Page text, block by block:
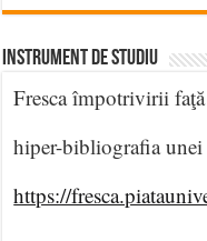
INSTRUMENT DE STUDIU
Fresca împotrivirii
hiper-bibliografia unei
https://